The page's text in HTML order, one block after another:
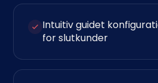
Intuitiv guidet
for slutkunder